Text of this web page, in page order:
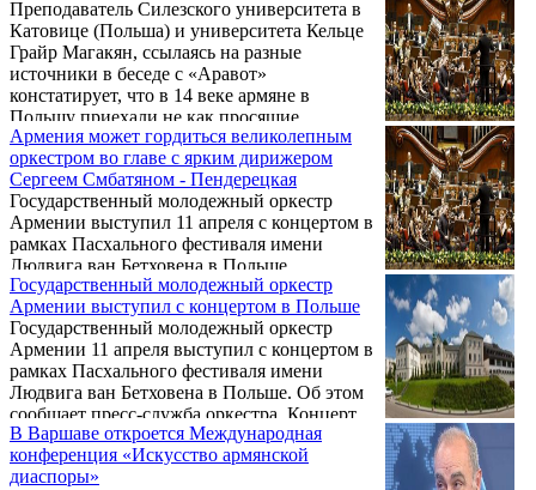
25-летием установления дипломатических
отношений между Арменией и Польшей,
эта дата относится к событию из истории
Польши, когда король Казимир Великий
выдал представителю ААЦ епископу
Григору исключительные льготы. Об этом в
беседе с «Арменпресс» сказал посол
Армении ...
Преподаватель Силезского университета в
Катовице (Польша) и университета Кельце
Грайр Магакян, ссылаясь на разные
источники в беседе с «Аравот»
констатирует, что в 14 веке армяне в
Польшу приехали не как просящие
убежища беженцы, а как «колонизаторы» –
в хорошем смысле этого слова.
Армения может гордиться великолепным
оркестром во главе с ярким дирижером
Сергеем Смбатяном - Пендерецкая
Государственный молодежный оркестр
Армении выступил 11 апреля с концертом в
рамках Пасхального фестиваля имени
Людвига ван Бетховена в Польше.
Государственный молодежный оркестр
Армении выступил с концертом в Польше
Государственный молодежный оркестр
Армении 11 апреля выступил с концертом в
рамках Пасхального фестиваля имени
Людвига ван Бетховена в Польше. Об этом
сообщает пресс-служба оркестра. Концерт
состоялся в концертном зале Варшавской
филармонии.
В Варшаве откроется Международная
конференция «Искусство армянской
диаспоры»